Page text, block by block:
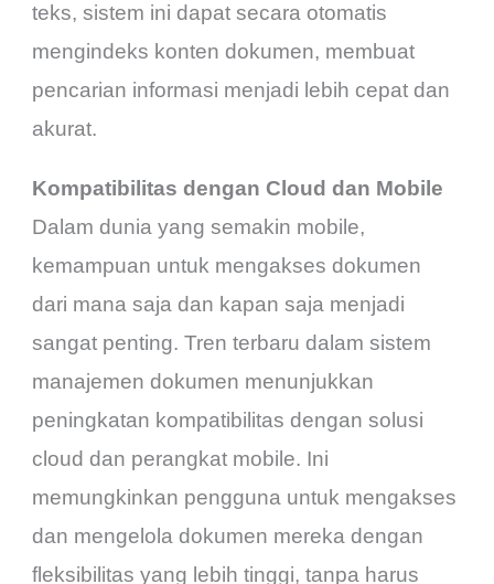
teks, sistem ini dapat secara otomatis
mengindeks konten dokumen, membuat
pencarian informasi menjadi lebih cepat dan
akurat.
Kompatibilitas dengan Cloud dan Mobile
Dalam dunia yang semakin mobile,
kemampuan untuk mengakses dokumen
dari mana saja dan kapan saja menjadi
sangat penting. Tren terbaru dalam sistem
manajemen dokumen menunjukkan
peningkatan kompatibilitas dengan solusi
cloud dan perangkat mobile. Ini
memungkinkan pengguna untuk mengakses
dan mengelola dokumen mereka dengan
fleksibilitas yang lebih tinggi, tanpa harus